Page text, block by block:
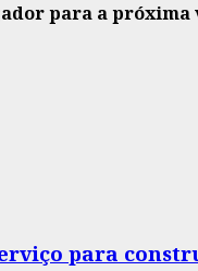
para a próxima
para